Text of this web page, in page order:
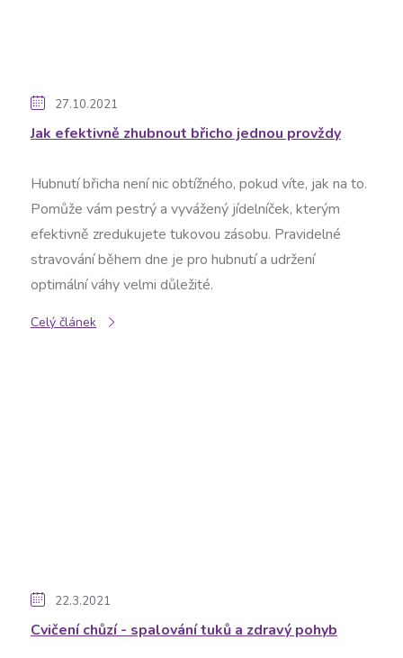
27.10.2021
Jak efektivně zhubnout břicho jednou provždy
Hubnutí břicha není nic obtížného, pokud víte, jak na to.
Pomůže vám pestrý a vyvážený jídelníček, kterým
efektivně zredukujete tukovou zásobu. Pravidelné
stravování během dne je pro hubnutí a udržení
optimální váhy velmi důležité.
Celý článek
22.3.2021
Cvičení chůzí - spalování tuků a zdravý pohyb